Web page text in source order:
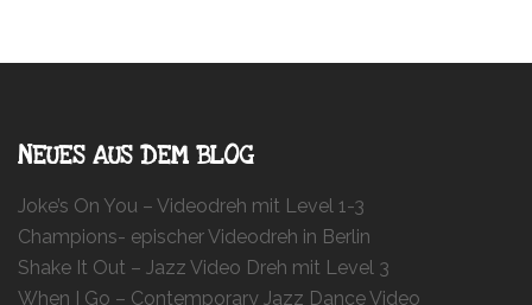
NEUES AUS DEM BLOG
Joke’s On You – Videodreh mit Level 1-3
Champions- epischer Videodreh in Berlin
Shake It Out – Jazz Video Dreh mit Level 3
When I Go – Contemporary Jazz Dance Video